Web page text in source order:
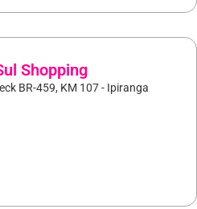
Shopping
BR-459, KM 107 - Ipiranga